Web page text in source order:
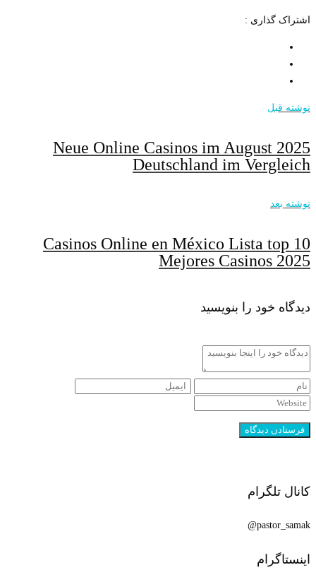
اشتراک گذاری :
نوشته قبل
Neue Online Casinos im August 2025
Deutschland im Vergleich
نوشته بعد
Casinos Online en México Lista top 10
Mejores Casinos 2025
دیدگاه خود را بنویسید
کانال تلگرام
pastor_samak@
اینستاگرام